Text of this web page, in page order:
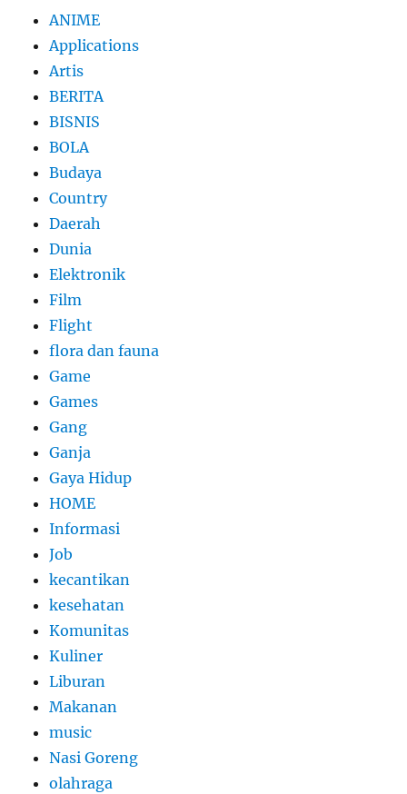
ANIME
Applications
Artis
BERITA
BISNIS
BOLA
Budaya
Country
Daerah
Dunia
Elektronik
Film
Flight
flora dan fauna
Game
Games
Gang
Ganja
Gaya Hidup
HOME
Informasi
Job
kecantikan
kesehatan
Komunitas
Kuliner
Liburan
Makanan
music
Nasi Goreng
olahraga